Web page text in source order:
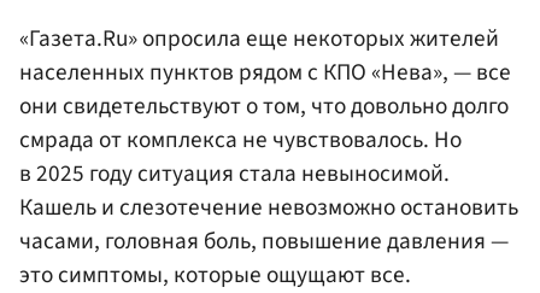
«Газета.Ru» опросила еще некоторых жителей
населенных пунктов рядом с КПО «Нева», — все
они свидетельствуют о том, что довольно долго
смрада от комплекса не чувствовалось. Но
в 2025 году ситуация стала невыносимой.
Кашель и слезотечение невозможно остановить
часами, головная боль, повышение давления —
это симптомы, которые ощущают все.